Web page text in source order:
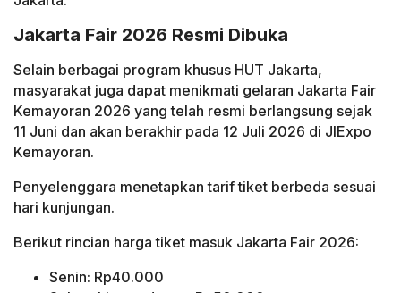
Jakarta Fair 2026 Resmi Dibuka
Selain berbagai program khusus HUT Jakarta,
masyarakat juga dapat menikmati gelaran Jakarta Fair
Kemayoran 2026 yang telah resmi berlangsung sejak
11 Juni dan akan berakhir pada 12 Juli 2026 di JIExpo
Kemayoran.
Penyelenggara menetapkan tarif tiket berbeda sesuai
hari kunjungan.
Berikut rincian harga tiket masuk Jakarta Fair 2026:
Senin: Rp40.000